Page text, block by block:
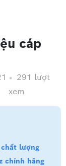
cáp
291 lượt
xem
lượng
chính hãng